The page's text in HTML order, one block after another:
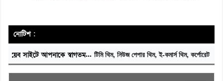
নোটিশ :
আপনাকে স্বাগতম...টিমি থিম, নিউজ পেপার থিম, ই-কমার্স থিম, কর্পোরেট থিম, স্কুল